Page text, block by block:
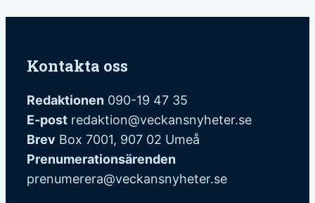
Kontakta oss
Redaktionen 090-19 47 35
E-post redaktion@veckansnyheter.se
Brev Box 7001, 907 02 Umeå
Prenumerationsärenden
prenumerera@veckansnyheter.se